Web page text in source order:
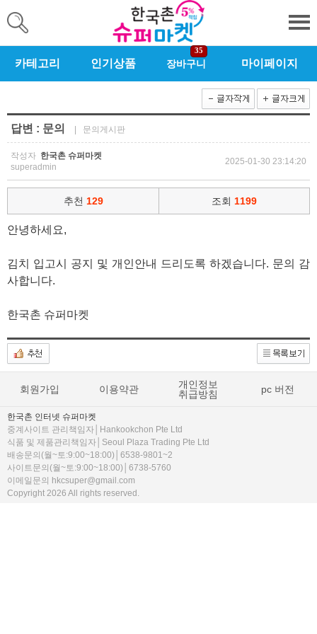
카테고리 인기상품 장바구니
35
마이페이지
답변 : 문의 | 문의게시판
작성자 한국촌 슈퍼마켓
superadmin
2025-01-30 23:14:20
추천 129 조회 1199
안녕하세요,
김치 입고시 공지 및 개인안내 드리도록 하겠습니다. 문의 감
사합니다.
한국촌 슈퍼마켓
회원가입 이용약관
개인정보
취급방침
pc 버전
한국촌 인터넷 슈퍼마켓
중계사이트 관리책임자│Hankookchon Pte Ltd
식품 및 제품관리책임자│Seoul Plaza Trading Pte Ltd
배송문의(월~토:9:00~18:00)│6538-9801~2
사이트문의(월~토:9:00~18:00)│6738-5760
이메일문의 hkcsuper@gmail.com
Copyright 2026 All rights reserved.